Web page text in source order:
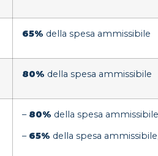
65% della spesa ammissibile
80% della spesa ammissibile
– 80% della spesa
– 65% della spesa